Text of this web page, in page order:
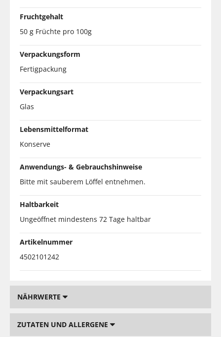
Fruchtgehalt
50 g Früchte pro 100g
Verpackungsform
Fertigpackung
Verpackungsart
Glas
Lebensmittelformat
Konserve
Anwendungs- & Gebrauchshinweise
Bitte mit sauberem Löffel entnehmen.
Haltbarkeit
Ungeöffnet mindestens 72 Tage haltbar
Artikelnummer
4502101242
NÄHRWERTE
ZUTATEN UND ALLERGENE